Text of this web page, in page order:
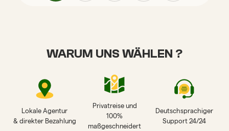
WARUM UNS WÄHLEN ?
Lokale Agentur
& direkter Bezahlung
Privatreise und
100%
maßgeschneidert
Deutschsprachiger
Support 24/24